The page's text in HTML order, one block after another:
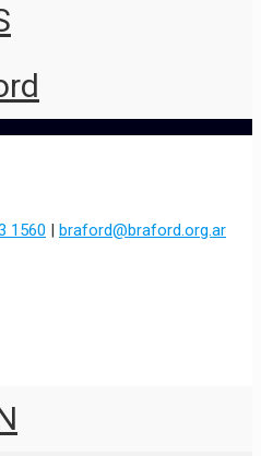
1560 | braford@braford.org.ar